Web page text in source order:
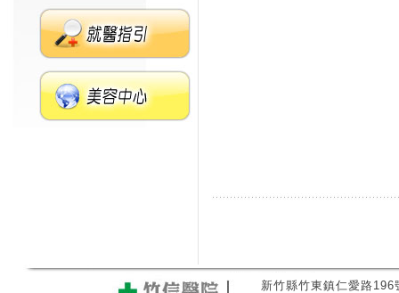
新竹縣竹東鎮仁愛路